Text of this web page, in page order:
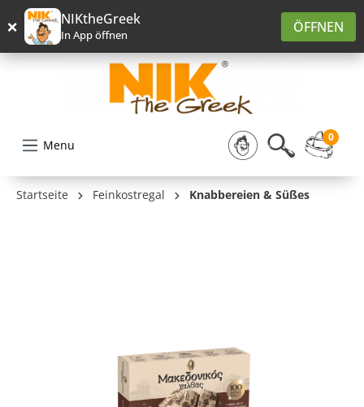
springen
× NIKtheGreek
In App öffnen ÖFFNEN
Menu
0
Startseite Feinkostregal Knabbereien & Süßes